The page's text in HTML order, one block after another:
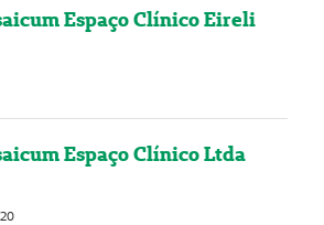
Espaço Clínico Eireli
Espaço Clínico Ltda